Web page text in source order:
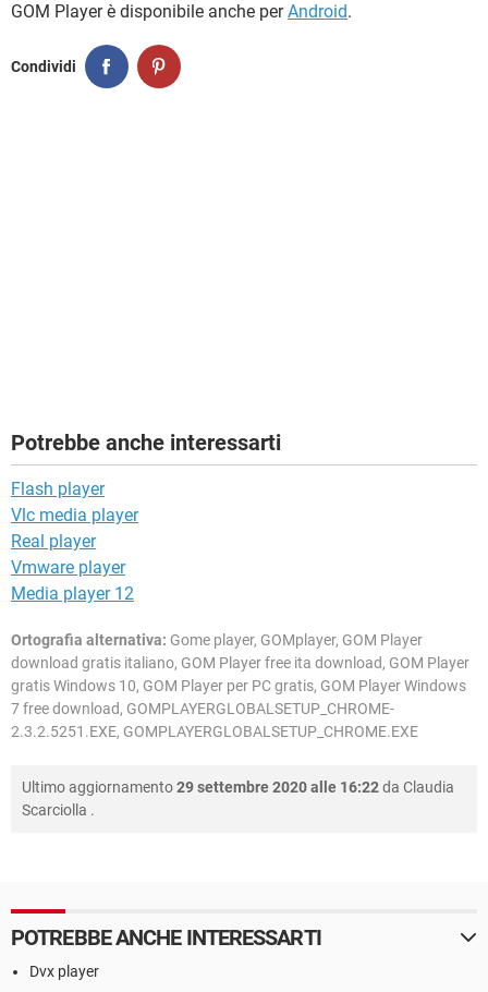
GOM Player è disponibile anche perAndroid.
Condividi
Potrebbe anche interessarti
Flash player
Vlc media player
Real player
Vmware player
Media player 12
Ortografia alternativa: Gome player, GOMplayer, GOM Player
download gratis italiano, GOM Player free ita download, GOM Player
gratis Windows 10, GOM Player per PC gratis, GOM Player Windows
7 free download, GOMPLAYERGLOBALSETUP_CHROME-
2.3.2.5251.EXE, GOMPLAYERGLOBALSETUP_CHROME.EXE
Ultimo aggiornamento29 settembre 2020 alle 16:22da Claudia
Scarciolla .
POTREBBE ANCHE INTERESSARTI
Dvx player